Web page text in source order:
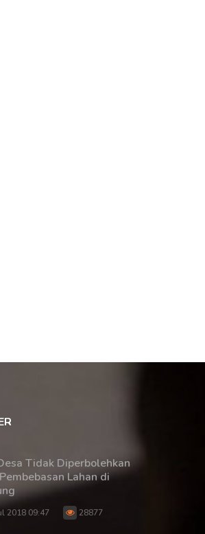
Tidak Diperbolehkan
Lahan di
2018 09:47 28877